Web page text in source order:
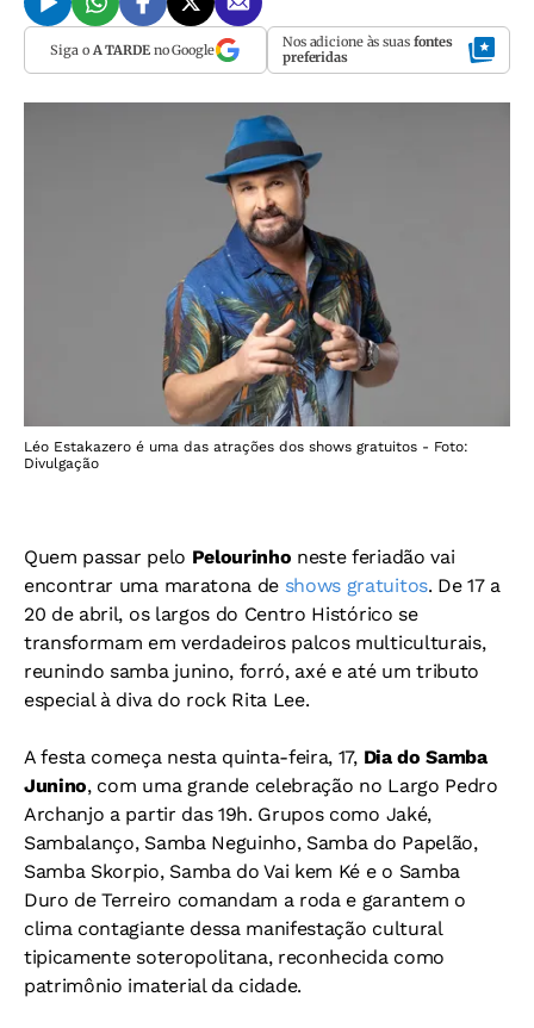
Siga o A TARDEno Google Nos adicione às suas fontes
preferidas
Léo Estakazero é uma das atrações dos shows gratuitos - Foto:
Divulgação
Quem passar pelo Pelourinho neste feriadão vai
encontrar uma maratona de shows gratuitos. De 17 a
20 de abril, os largos do Centro Histórico se
transformam em verdadeiros palcos multiculturais,
reunindo samba junino, forró, axé e até um tributo
especial à diva do rock Rita Lee.
A festa começa nesta quinta-feira, 17, Dia do Samba
Junino, com uma grande celebração no Largo Pedro
Archanjo a partir das 19h. Grupos como Jaké,
Sambalanço, Samba Neguinho, Samba do Papelão,
Samba Skorpio, Samba do Vai kem Ké e o Samba
Duro de Terreiro comandam a roda e garantem o
clima contagiante dessa manifestação cultural
tipicamente soteropolitana, reconhecida como
patrimônio imaterial da cidade.